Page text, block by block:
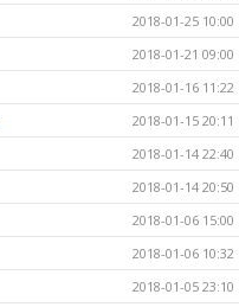
2018-01-25 10:00
2018-01-21 09:00
2018-01-16 11:22
2018-01-15 20:11
2018-01-14 22:40
2018-01-14 20:50
2018-01-06 15:00
2018-01-06 10:32
2018-01-05 23:10